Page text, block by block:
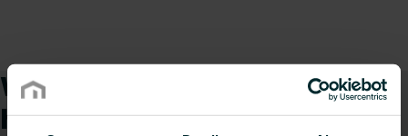
Wie können wir Ihnen
helfen?